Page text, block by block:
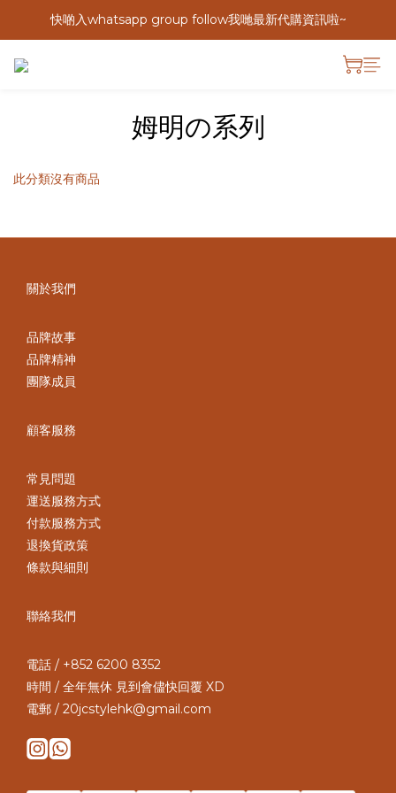
快啲入whatsapp group follow我哋最新代購資訊啦~
姆明の系列
此分類沒有商品
關於我們
品牌故事
品牌精神
團隊成員
顧客服務
常見問題
運送服務方式
付款服務方式
退換貨政策
條款與細則
聯絡我們
電話 / +852 6200 8352
時間 / 全年無休 見到會儘快回覆 XD
電郵 / 20jcstylehk@gmail.com